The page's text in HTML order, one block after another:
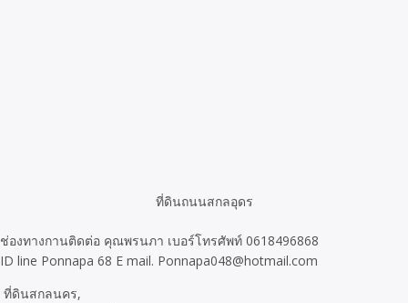
ที่ดินถนนสกลอุดร
ช่องทางกานติดต่อ คุณพรนภา เบอร์โทรศัพท์ 0618496868
ID line Ponnapa 68 E mail. Ponnapa048@hotmail.com
ที่ดินสกลนคร,